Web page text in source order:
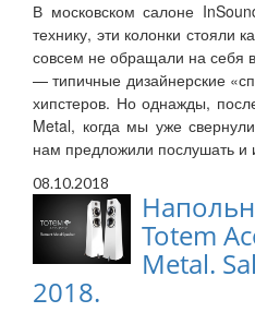
В московском салоне
технику, эти колонки стояли
совсем не обращали на себя
— типичные дизайнерские
хипстеров. Но однажды,
Metal, когда мы уже
нам предложили послушать и
08.10.2018
Totem
Metal.
2018.